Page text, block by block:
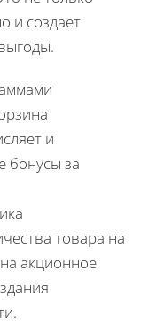
и создает
и
бонусы за
товара на
акционное